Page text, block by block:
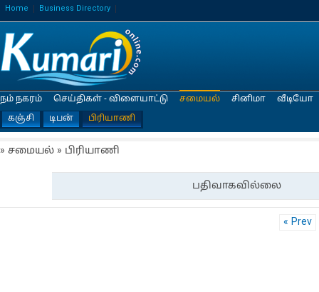
Home Business Directory
நம் நகரம் செய்திகள் - விளையாட்டு
சமையல்
கஞ்சி
டிபன் பிரியாணி
சினிமா வீடியோ
» சமையல் » பிரியாணி
பதிவாகவில்லை
« Prev